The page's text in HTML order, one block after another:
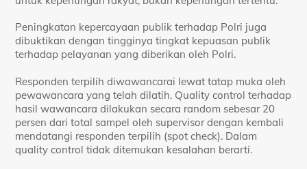
Peningkatan kepercayaan publik terhadap Polri juga
dibuktikan dengan tingginya tingkat kepuasan publik
terhadap pelayanan yang diberikan oleh Polri.
Responden terpilih diwawancarai lewat tatap muka oleh
pewawancara yang telah dilatih. Quality control terhadap
hasil wawancara dilakukan secara random sebesar 20
persen dari total sampel oleh supervisor dengan kembali
mendatangi responden terpilih (spot check). Dalam
quality control tidak ditemukan kesalahan berarti.